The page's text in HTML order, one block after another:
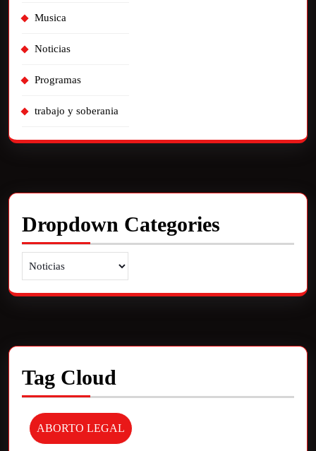
Musica
Noticias
Programas
trabajo y soberania
Dropdown Categories
Tag Cloud
ABORTO LEGAL